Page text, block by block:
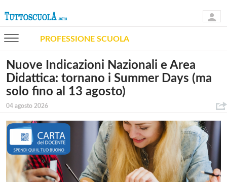
PROFESSIONE SCUOLA
Nuove Indicazioni Nazionali e Area
Didattica: tornano i Summer Days (ma
solo fino al 13 agosto)
04 agosto 2026